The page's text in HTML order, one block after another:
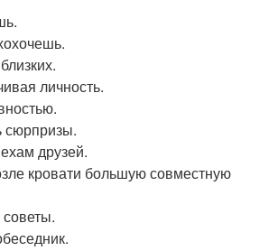
личность.
сюрпризы.
друзей.
кровати большую совместную